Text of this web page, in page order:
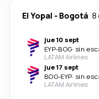
El Yopal - Bogotá 8
jue 10 sept
EYP-BOG· sin
LATAM Airlines
jue 17 sept
BOG-EYP· sin
LATAM Airlines